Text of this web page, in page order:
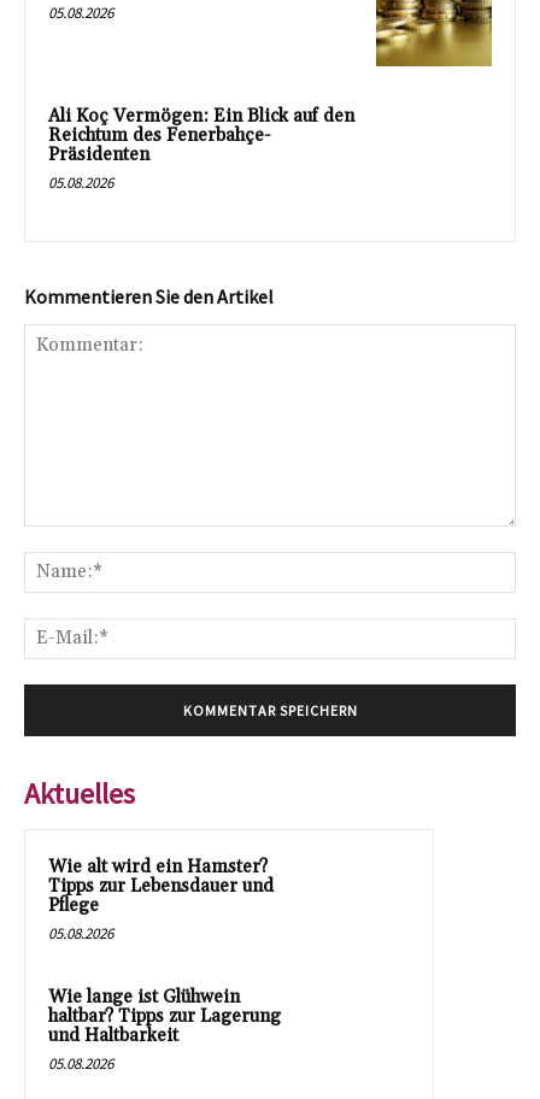
05.08.2026
Ali Koç Vermögen: Ein Blick auf den
Reichtum des Fenerbahçe-
Präsidenten
05.08.2026
Kommentieren Sie den Artikel
Aktuelles
Wie alt wird ein Hamster?
Tipps zur Lebensdauer und
Pflege
05.08.2026
Wie lange ist Glühwein
haltbar? Tipps zur Lagerung
und Haltbarkeit
05.08.2026